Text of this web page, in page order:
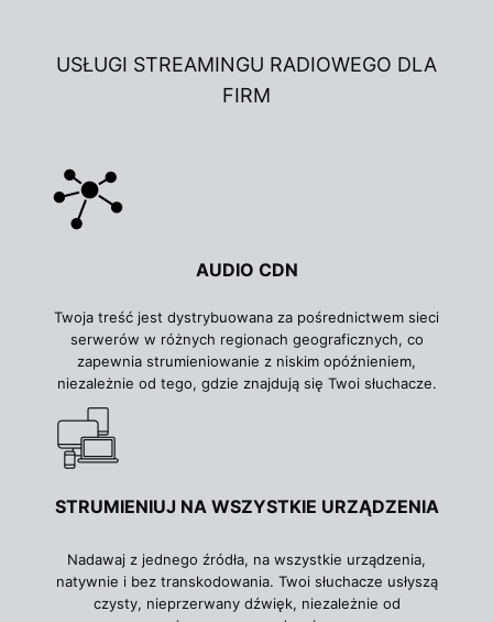
USŁUGI STREAMINGU RADIOWEGO DLA
FIRM
AUDIO CDN
Twoja treść jest dystrybuowana za pośrednictwem sieci
serwerów w różnych regionach geograficznych, co
zapewnia strumieniowanie z niskim opóźnieniem,
niezależnie od tego, gdzie znajdują się Twoi słuchacze.
STRUMIENIUJ NA WSZYSTKIE URZĄDZENIA
Nadawaj z jednego źródła, na wszystkie urządzenia,
natywnie i bez transkodowania. Twoi słuchacze usłyszą
czysty, nieprzerwany dźwięk, niezależnie od